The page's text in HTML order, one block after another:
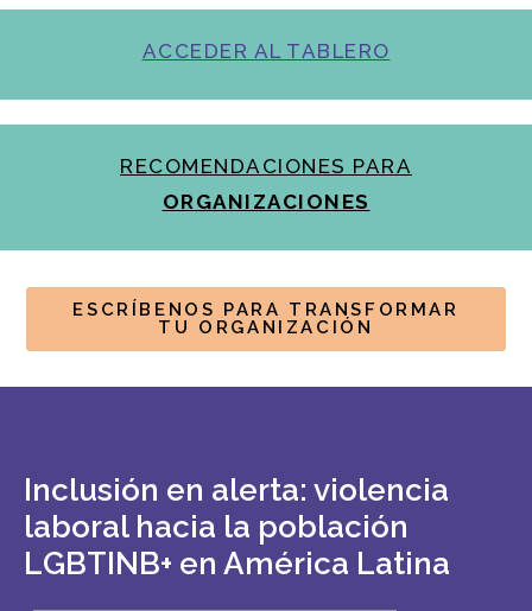
ACCEDER AL TABLERO
RECOMENDACIONES PARA
ORGANIZACIONES
ESCRÍBENOS PARA TRANSFORMAR
TU ORGANIZACIÓN
Inclusión en alerta: violencia
laboral hacia la población
LGBTINB+ en América Latina